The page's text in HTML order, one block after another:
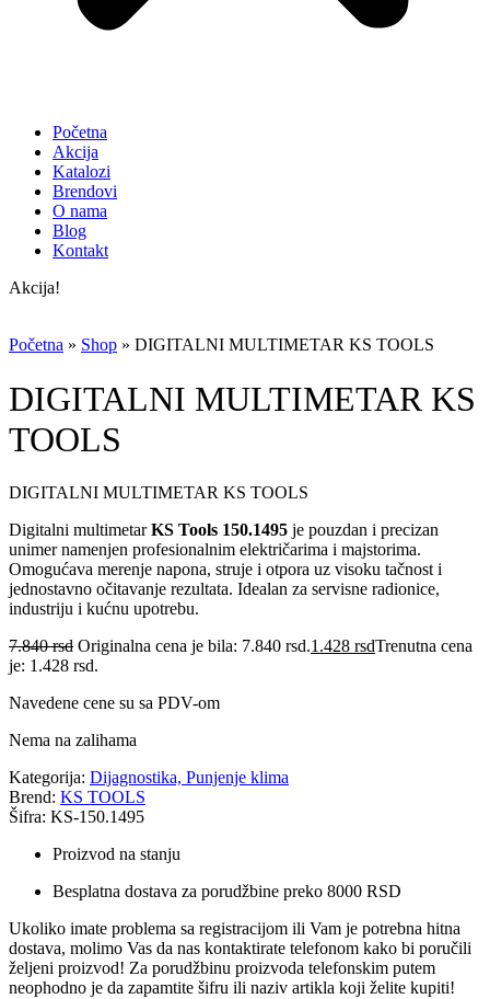
Početna
Akcija
Katalozi
Brendovi
O nama
Blog
Kontakt
Akcija!
Početna » Shop » DIGITALNI MULTIMETAR KS TOOLS
DIGITALNI MULTIMETAR KS
TOOLS
DIGITALNI MULTIMETAR KS TOOLS
Digitalni multimetarKS Tools 150.1495 je pouzdan i precizan
unimer namenjen profesionalnim električarima i majstorima.
Omogućava merenje napona, struje i otpora uz visoku tačnost i
jednostavno očitavanje rezultata. Idealan za servisne radionice,
industriju i kućnu upotrebu.
7.840rsd Originalna cena je bila: 7.840 rsd.1.428 rsdTrenutna cena
je: 1.428 rsd.
Navedene cene su sa PDV-om
Nema na zalihama
Kategorija: Dijagnostika, Punjenje klima
Brend: KS TOOLS
Šifra: KS-150.1495
Proizvod na stanju
Besplatna dostava za porudžbine preko 8000 RSD
Ukoliko imate problema sa registracijom ili Vam je potrebna hitna
dostava, molimo Vas da nas kontaktirate telefonom kako bi poručili
željeni proizvod! Za porudžbinu proizvoda telefonskim putem
neophodno je da zapamtite šifru ili naziv artikla koji želite kupiti!